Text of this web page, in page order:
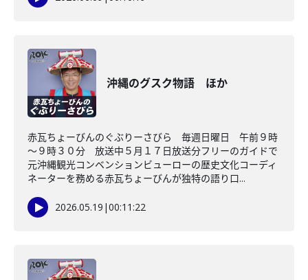
沖縄のグスク物語 ほか
赤瓦ちょーびんのぐぶりーさびら 毎週日曜日 午前９時
～９時３０分 放送中５月１７日放送分フリーのガイドで
元沖縄観光コンベンションビューローの歴史文化コーディ
ネーターを務める赤瓦ちょーびんが独特の語り口...
2026.05.19 |00:11:22